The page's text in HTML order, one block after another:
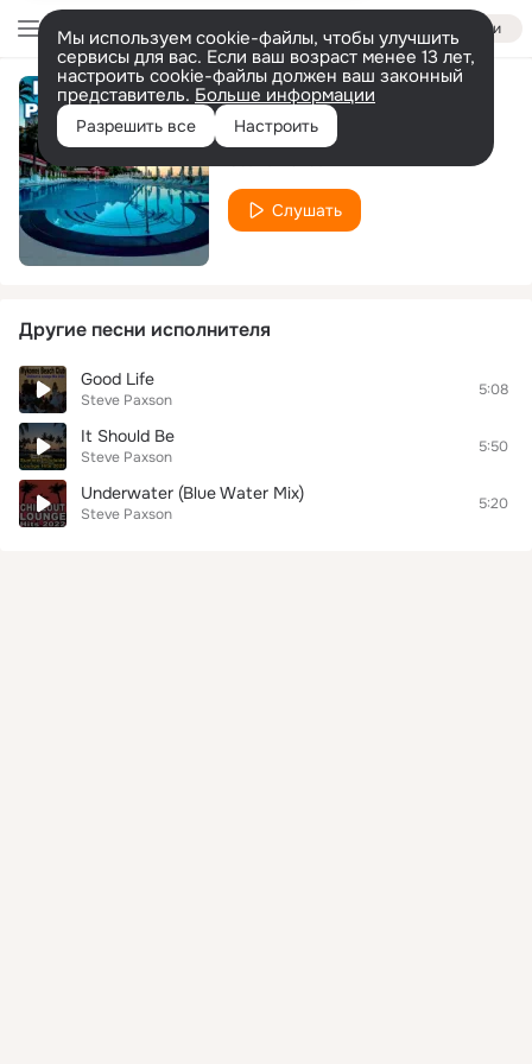
Войти
Мы используем cookie-файлы, чтобы улучшить
сервисы для вас. Если ваш возраст менее 13 лет,
настроить cookie-файлы должен ваш законный
представитель. Больше информации
Разрешить все Настроить
Good Vibes
Слушать
Другие песни исполнителя
Good Life
Steve Paxson
5:08
It Should Be
Steve Paxson
5:50
Underwater (Blue Water Mix)
Steve Paxson
5:20